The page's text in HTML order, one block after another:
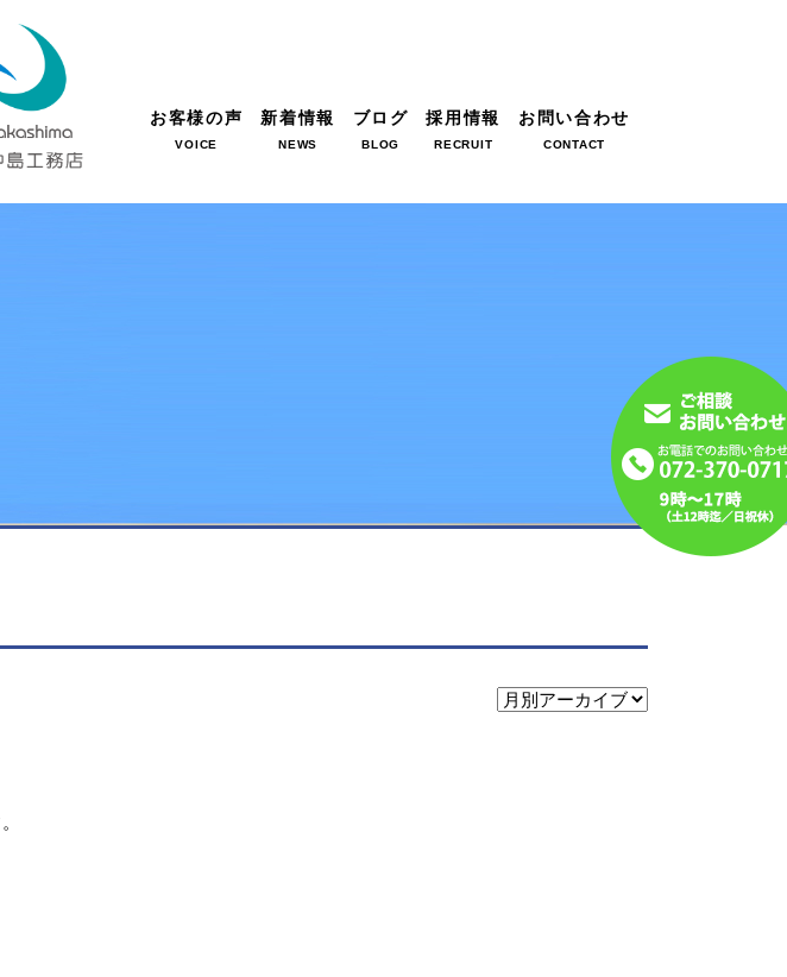
お客様の声
VOICE
新着情報
NEWS
ブログ
BLOG
採用情報
RECRUIT
お問い合わせ
CONTACT